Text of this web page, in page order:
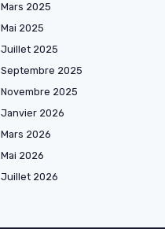
Mars 2025
Mai 2025
Juillet 2025
Septembre 2025
Novembre 2025
Janvier 2026
Mars 2026
Mai 2026
Juillet 2026